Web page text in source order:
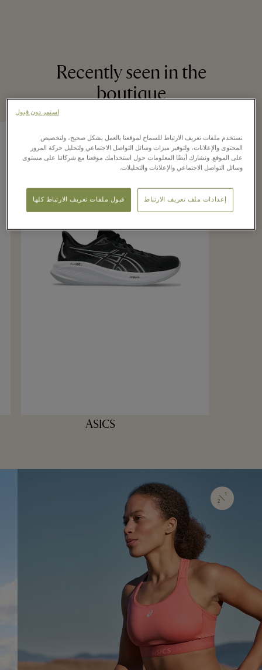
Recently seen in the
boutique
ASICS
1
2
نستخدم ملفات تعريف الارتباط للسماح لموقعنا بالعمل بشكل صحيح، ولتخصيص
المحتوى والإعلانات، ولتوفير ميزات وسائل التواصل الاجتماعي ولتحليل حركة المرور
على الموقع. ونشارك أيضًا المعلومات حول استخدامك موقعنا مع شركائنا على مستوى
وسائل التواصل الاجتماعي والإعلانات والتحليلات.
إعدادات ملف تعريف الارتباط قبول ملفات تعريف الارتباط كلها
استمر دون قبول